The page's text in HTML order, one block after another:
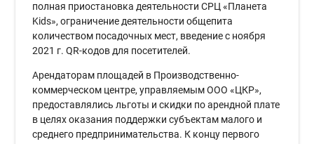
полная приостановка деятельности СРЦ «Планета
Kids», ограничение деятельности общепита
количеством посадочных мест, введение с ноября
2021 г. QR-кодов для посетителей.
Арендаторам площадей в Производственно-
коммерческом центре, управляемым ООО «ЦКР»,
предоставлялись льготы и скидки по арендной плате
в целях оказания поддержки субъектам малого и
среднего предпринимательства. К концу первого